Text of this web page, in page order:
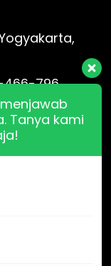
796
80116
Bali bali 2
796
Tanya kami